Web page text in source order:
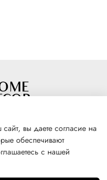
своей легкости и
00 81
102
вы даете согласие на
обеспечивают
с нашей